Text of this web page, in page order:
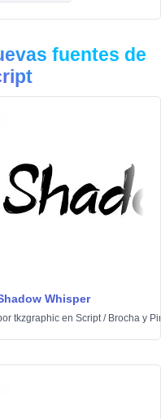
fuentes de
Whisper
tkzgraphic en Script/ Brocha y